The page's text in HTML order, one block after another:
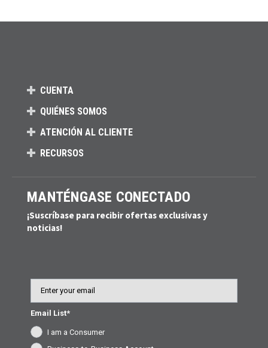
CUENTA
QUIÉNES SOMOS
ATENCIÓN AL CLIENTE
RECURSOS
MANTÉNGASE CONECTADO
¡Suscríbase para recibir ofertas exclusivas y
noticias!
Email List*
I am a Consumer